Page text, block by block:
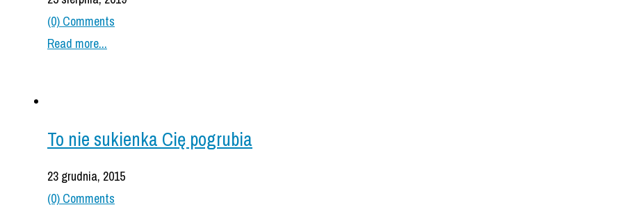
(0) Comments
Read more...
To nie sukienka Cię pogrubia
23 grudnia, 2015
(0) Comments